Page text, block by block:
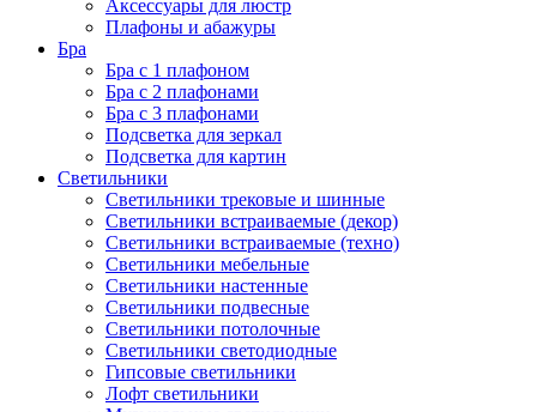
Аксессуары для люстр
Плафоны и абажуры
Бра
Бра с 1 плафоном
Бра с 2 плафонами
Бра с 3 плафонами
Подсветка для зеркал
Подсветка для картин
Светильники
Светильники трековые и шинные
Светильники встраиваемые (декор)
Светильники встраиваемые (техно)
Светильники мебельные
Светильники настенные
Светильники подвесные
Светильники потолочные
Светильники светодиодные
Гипсовые светильники
Лофт светильники